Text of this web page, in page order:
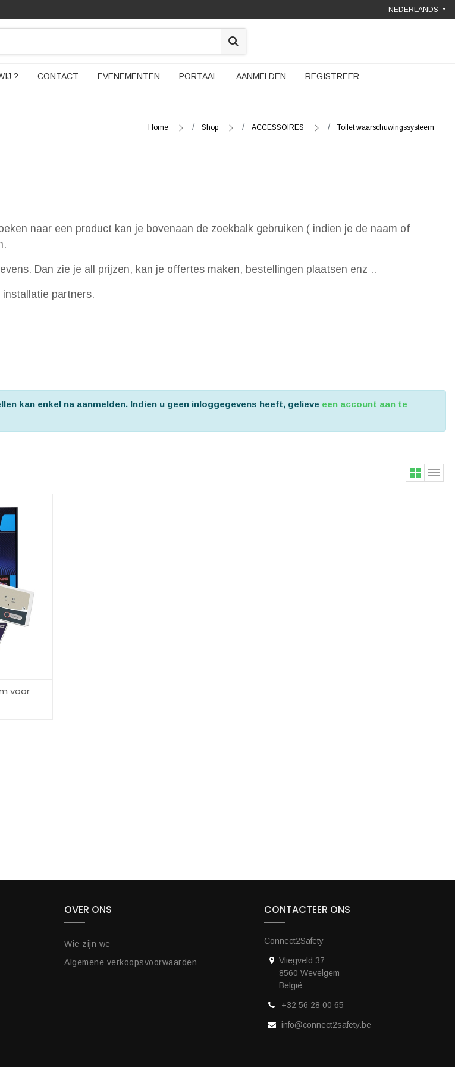
NEDERLANDS
? CONTACT EVENEMENTEN PORTAAL AANMELDEN REGISTREER
Home Shop ACCESSOIRES Toilet waarschuwingssysteem
naar een product kan je bovenaan de zoekbalk gebruiken ( indien je de naam of
Dan zie je all prijzen, kan je offertes maken, bestellingen plaatsen enz ..
installatie partners.
kan enkel na aanmelden. Indien u geen inloggegevens heeft, gelieve een account aan te
voor
OVER ONS
Wie zijn we
Algemene verkoopsvoorwaarden
CONTACTEER ONS
Connect2Safety
Vliegveld 37
8560 Wevelgem
België
+32 56 28 00 65
info@connect2safety.be